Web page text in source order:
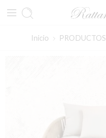
Inicio PRODUCTOS